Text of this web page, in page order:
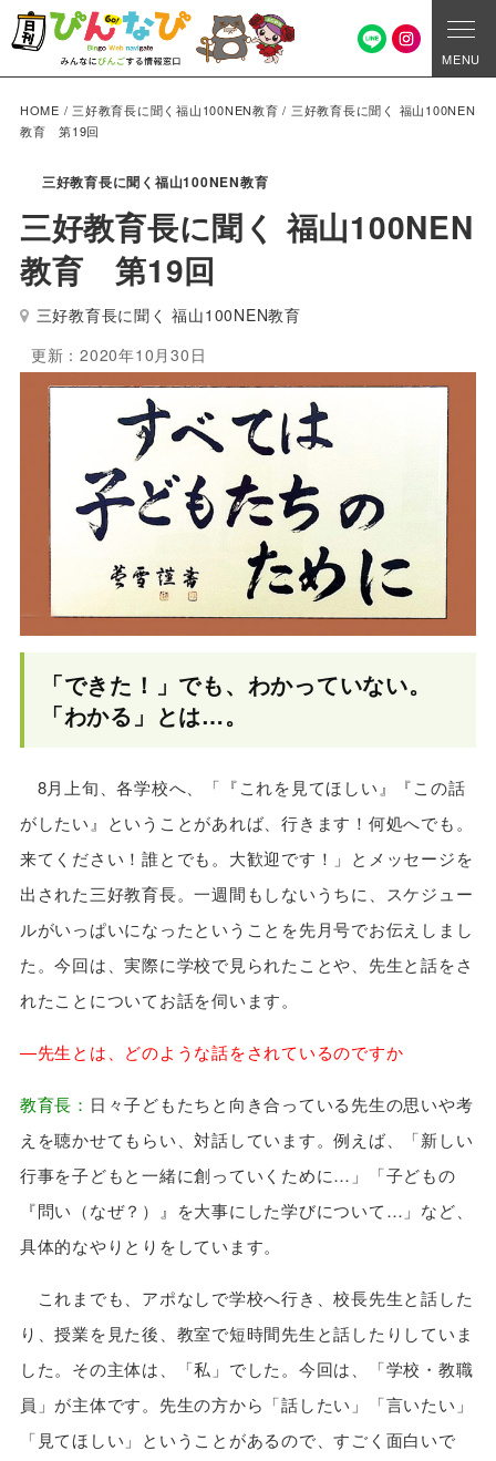
MENU
HOME / 三好教育長に聞く福山100NEN教育 / 三好教育長に聞く 福山100NEN
教育 第19回
三好教育長に聞く福山100NEN教育
三好教育長に聞く 福山100NEN
教育 第19回
三好教育長に聞く 福山100NEN教育
更新：2020年10月30日
「できた！」でも、わかっていない。
「わかる」とは…。
8月上旬、各学校へ、「『これを見てほしい』『この話
がしたい』ということがあれば、行きます！何処へでも。
来てください！誰とでも。大歓迎です！」とメッセージを
出された三好教育長。一週間もしないうちに、スケジュー
ルがいっぱいになったということを先月号でお伝えしまし
た。今回は、実際に学校で見られたことや、先生と話をさ
れたことについてお話を伺います。
—先生とは、どのような話をされているのですか
教育長： 日々子どもたちと向き合っている先生の思いや考
えを聴かせてもらい、対話しています。例えば、「新しい
行事を子どもと一緒に創っていくために…」「子どもの
『問い（なぜ？）』を大事にした学びについて…」など、
具体的なやりとりをしています。
これまでも、アポなしで学校へ行き、校長先生と話した
り、授業を見た後、教室で短時間先生と話したりしていま
した。その主体は、「私」でした。今回は、「学校・教職
員」が主体です。先生の方から「話したい」「言いたい」
「見てほしい」ということがあるので、すごく面白いで